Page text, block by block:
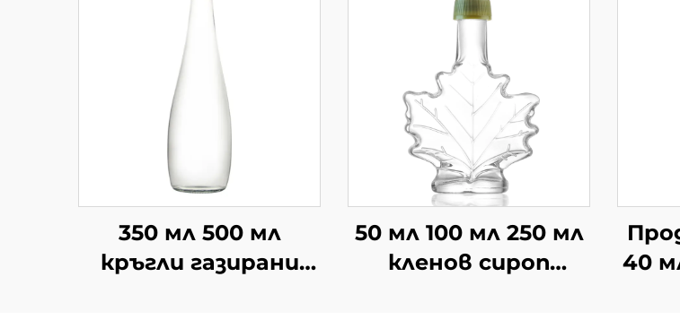
350 мл 500 мл
кръгли газирани
50 мл 100 мл 250 мл
кленов сироп
40